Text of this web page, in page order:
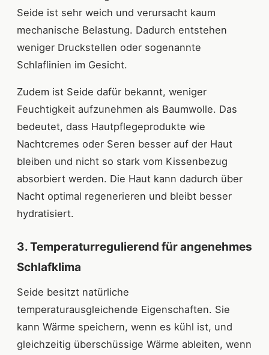
Seide ist sehr weich und verursacht kaum
mechanische Belastung. Dadurch entstehen
weniger Druckstellen oder sogenannte
Schlaflinien im Gesicht.
Zudem ist Seide dafür bekannt, weniger
Feuchtigkeit aufzunehmen als Baumwolle. Das
bedeutet, dass Hautpflegeprodukte wie
Nachtcremes oder Seren besser auf der Haut
bleiben und nicht so stark vom Kissenbezug
absorbiert werden. Die Haut kann dadurch über
Nacht optimal regenerieren und bleibt besser
hydratisiert.
3. Temperaturregulierend für angenehmes
Schlafklima
Seide besitzt natürliche
temperaturausgleichende Eigenschaften. Sie
kann Wärme speichern, wenn es kühl ist, und
gleichzeitig überschüssige Wärme ableiten, wenn